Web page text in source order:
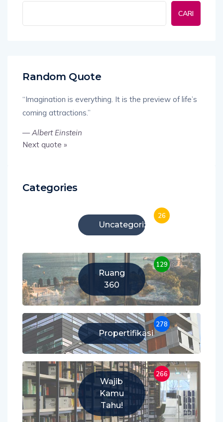
CARI
Random Quote
“Imagination is everything. It is the preview of life’s
coming attractions.”
—Albert Einstein
Next quote »
Categories
Uncategorized
26
Ruang
360
129
Propertifikasi
278
Wajib
Kamu
Tahu!
266